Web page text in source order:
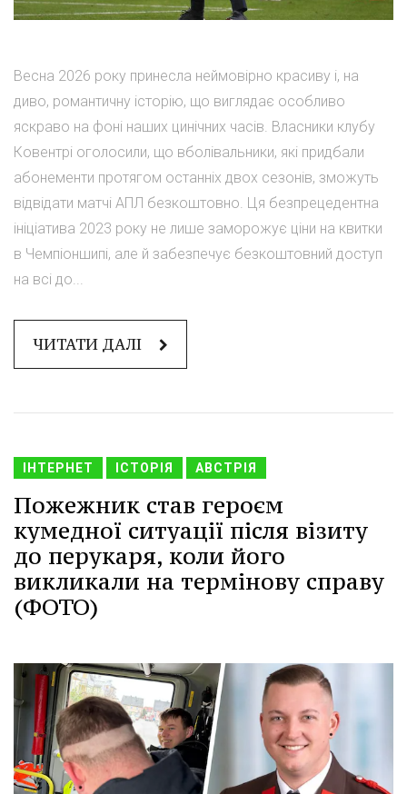
Весна 2026 року принесла неймовірно красиву і, на
диво, романтичну історію, що виглядає особливо
яскраво на фоні наших цинічних часів. Власники клубу
Ковентрі оголосили, що вболівальники, які придбали
абонементи протягом останніх двох сезонів, зможуть
відвідати матчі АПЛ безкоштовно. Ця безпрецедентна
ініціатива 2023 року не лише заморожує ціни на квитки
в Чемпіоншипі, але й забезпечує безкоштовний доступ
на всі до...
ЧИТАТИ ДАЛІ
ІНТЕРНЕТ ІСТОРІЯ АВСТРІЯ
Пожежник став героєм
кумедної ситуації після візиту
до перукаря, коли його
викликали на термінову справу
(ФОТО)